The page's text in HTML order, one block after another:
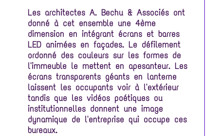
Les architectes A. Bechu & Associés ont
donné à cet ensemble une 4ème
dimension en intégrant écrans et barres
LED animées en façades. Le défilement
ordonné des couleurs sur les formes de
l'immeuble le mettent en apesanteur. Les
écrans transparents géants en lanterne
laissent les occupants voir à l'extérieur
tandis que les vidéos poétiques ou
institutionnelles donnent une image
dynamique de l'entreprise qui occupe ces
bureaux.